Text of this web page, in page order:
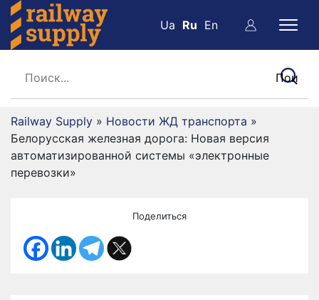
Ua Ru En
Railway Supply » Новости ЖД транспорта »
Белорусская железная дорога: Новая версия
автоматизированной системы «электронные
перевозки»
Поделиться